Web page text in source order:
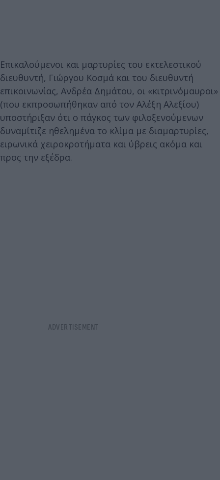
Επικαλούμενοι και μαρτυρίες του εκτελεστικού
διευθυντή, Γιώργου Κοσμά και του διευθυντή
επικοινωνίας, Ανδρέα Δημάτου, οι «κιτρινόμαυροι»
(που εκπροσωπήθηκαν από τον Αλέξη Αλεξίου)
υποστήριξαν ότι ο πάγκος των φιλοξενούμενων
δυναμίτιζε ηθελημένα το κλίμα με διαμαρτυρίες,
ειρωνικά χειροκροτήματα και ύβρεις ακόμα και
προς την εξέδρα.